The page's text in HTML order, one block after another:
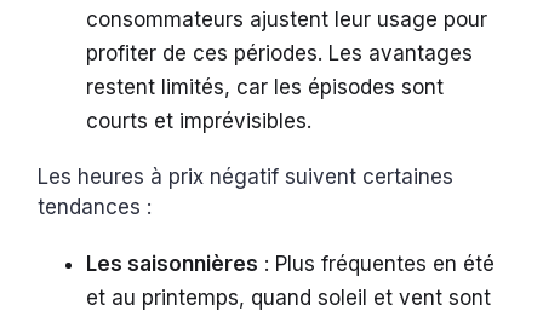
consommateurs ajustent leur usage pour
profiter de ces périodes. Les avantages
restent limités, car les épisodes sont
courts et imprévisibles.
Les heures à prix négatif suivent certaines
tendances :
Les saisonnières : Plus fréquentes en été
et au printemps, quand soleil et vent sont